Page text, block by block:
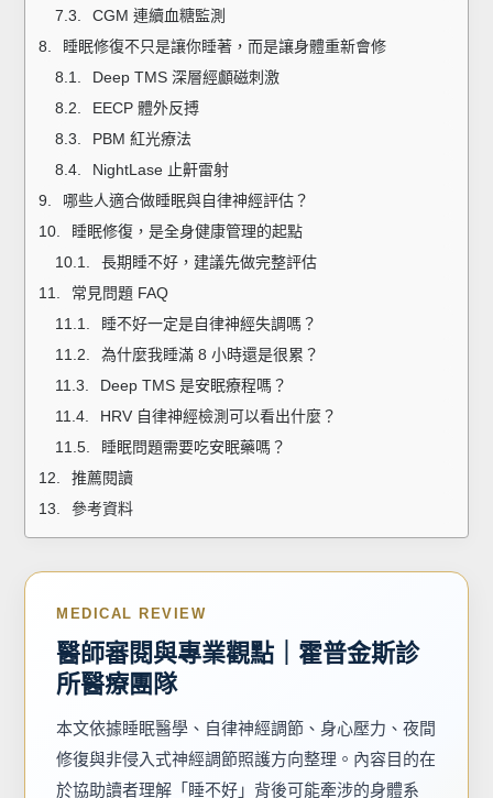
CGM 連續血糖監測
睡眠修復不只是讓你睡著，而是讓身體重新會修
Deep TMS 深層經顱磁刺激
EECP 體外反搏
PBM 紅光療法
NightLase 止鼾雷射
哪些人適合做睡眠與自律神經評估？
睡眠修復，是全身健康管理的起點
長期睡不好，建議先做完整評估
常見問題 FAQ
睡不好一定是自律神經失調嗎？
為什麼我睡滿 8 小時還是很累？
Deep TMS 是安眠療程嗎？
HRV 自律神經檢測可以看出什麼？
睡眠問題需要吃安眠藥嗎？
推薦閱讀
參考資料
MEDICAL REVIEW
醫師審閱與專業觀點｜霍普金斯診
所醫療團隊
本文依據睡眠醫學、自律神經調節、身心壓力、夜間
修復與非侵入式神經調節照護方向整理。內容目的在
於協助讀者理解「睡不好」背後可能牽涉的身體系